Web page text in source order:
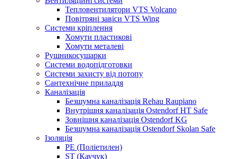
Тепловентилятори VTS Volcano
Повітряні завіси VTS Wing
Системи кріплення
Хомути пластикові
Хомути металеві
Рушникосушарки
Системи водопідготовки
Системи захисту від потопу
Сантехнічне приладдя
Каналізація
Безшумна каналізація Rehau Raupiano
Внутрішня каналізація Ostendorf HT Safe
Зовнішня каналізація Ostendorf KG
Безшумна каналізація Ostendorf Skolan Safe
Ізоляція
PE (Поліетилен)
ST (Каучук)